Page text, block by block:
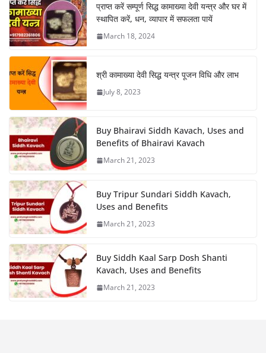
प्राप्त करें सम्पूर्ण सिद्ध कामाख्या देवी यन्त्र और घर में
स्थापित करें, धन, व्यापार में सफलता पायें
March 18, 2024
श्री कामाख्या देवी सिद्ध यन्त्र पूजन विधि और लाभ
July 8, 2023
Buy Bhairavi Siddh Kavach, Uses and
Benefits of Bhairavi Kavach
March 21, 2023
Buy Tripur Sundari Siddh Kavach,
Uses and Benefits
March 21, 2023
Buy Siddh Kaal Sarp Dosh Shanti
Kavach, Uses and Benefits
March 21, 2023